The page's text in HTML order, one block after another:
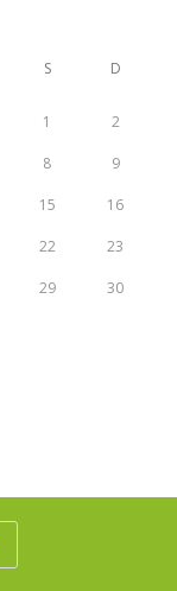
S D
1 2
8 9
15 16
22 23
29 30